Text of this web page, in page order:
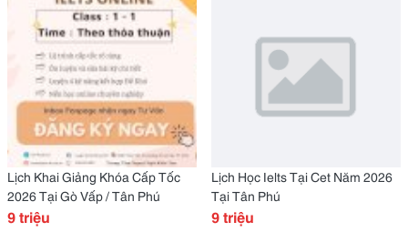
Lịch Khai Giảng Khóa Cấp Tốc
2026 Tại Gò Vấp / Tân Phú
9 triệu
Lịch Học Ielts Tại Cet Năm 2026
Tại Tân Phú
9 triệu